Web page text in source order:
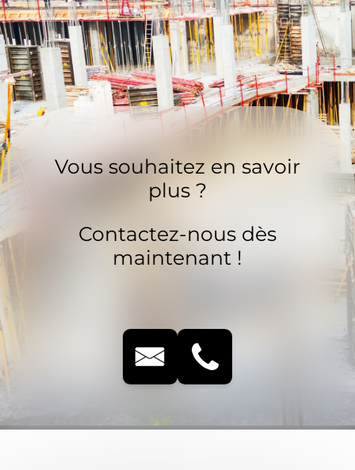
Vous souhaitez en savoir
plus ?
Contactez-nous dès
maintenant !